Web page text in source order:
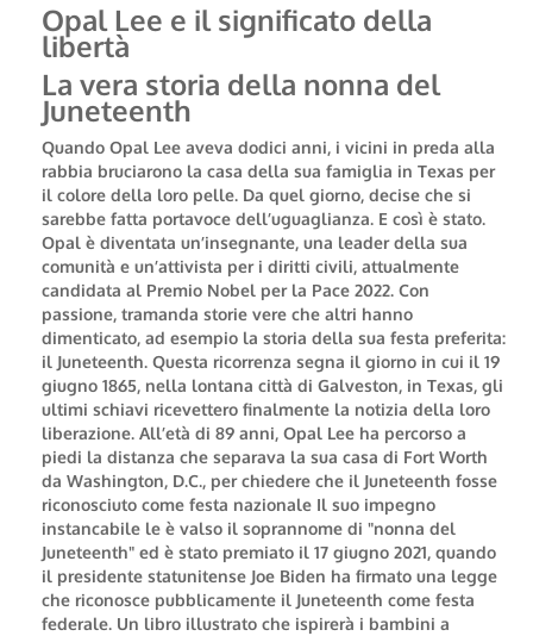
Opal Lee e il significato della
libertà
La vera storia della nonna del
Juneteenth
Quando Opal Lee aveva dodici anni, i vicini in preda alla
rabbia bruciarono la casa della sua famiglia in Texas per
il colore della loro pelle. Da quel giorno, decise che si
sarebbe fatta portavoce dell’uguaglianza. E così è stato.
Opal è diventata un’insegnante, una leader della sua
comunità e un’attivista per i diritti civili, attualmente
candidata al Premio Nobel per la Pace 2022. Con
passione, tramanda storie vere che altri hanno
dimenticato, ad esempio la storia della sua festa preferita:
il Juneteenth. Questa ricorrenza segna il giorno in cui il 19
giugno 1865, nella lontana città di Galveston, in Texas, gli
ultimi schiavi ricevettero finalmente la notizia della loro
liberazione. All’età di 89 anni, Opal Lee ha percorso a
piedi la distanza che separava la sua casa di Fort Worth
da Washington, D.C., per chiedere che il Juneteenth fosse
riconosciuto come festa nazionale Il suo impegno
instancabile le è valso il soprannome di "nonna del
Juneteenth" ed è stato premiato il 17 giugno 2021, quando
il presidente statunitense Joe Biden ha firmato una legge
che riconosce pubblicamente il Juneteenth come festa
federale. Un libro illustrato che ispirerà i bambini a